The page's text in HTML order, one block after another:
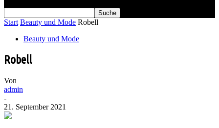
Start Beauty und Mode Robell
Beauty und Mode
Robell
Von
admin
-
21. September 2021